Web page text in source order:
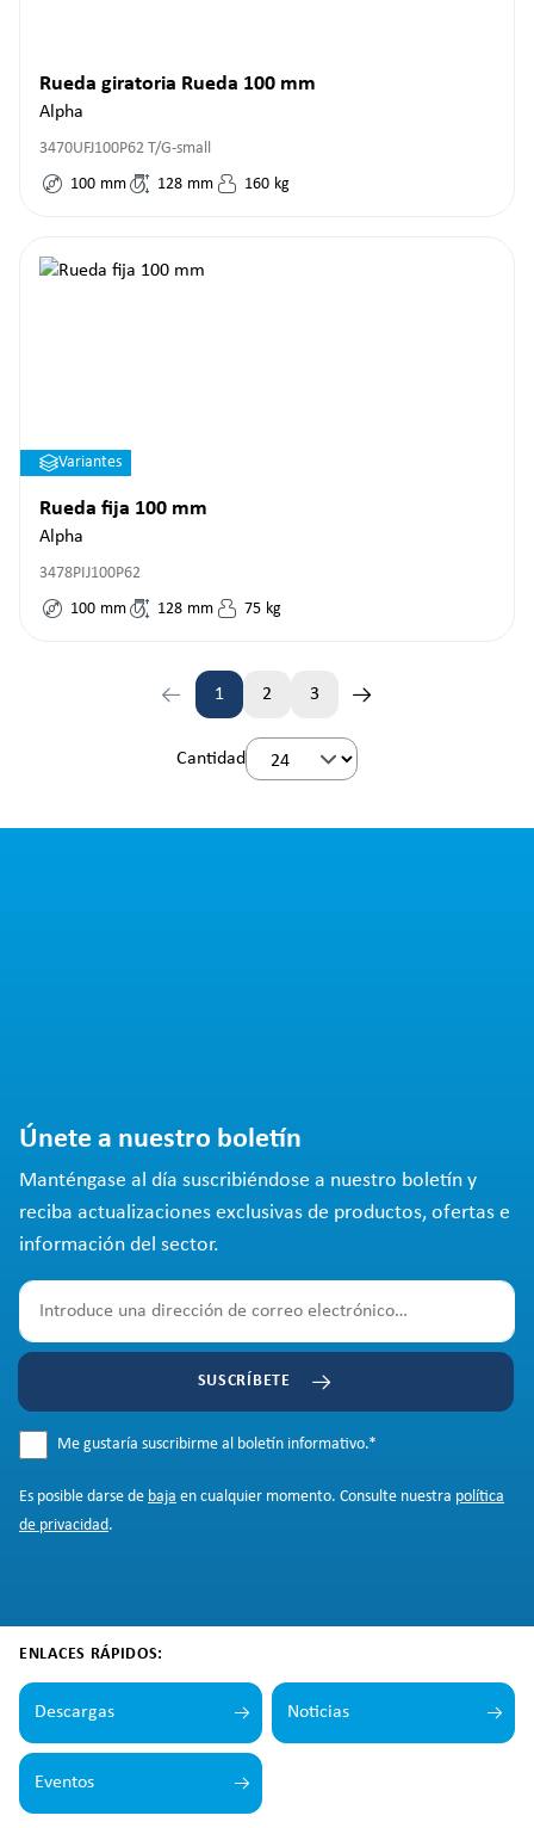
Rueda giratoria Rueda 100 mm
Alpha
3470UFJ100P62 T/G-small
100 mm 128 mm 160 kg
Variantes
Rueda fija 100 mm
Alpha
3478PIJ100P62
100 mm 128 mm 75 kg
Página
1 2
Página
3
Cantidad
Únete a nuestro boletín
Manténgase al día suscribiéndose a nuestro boletín y
reciba actualizaciones exclusivas de productos, ofertas e
información del sector.
SUSCRÍBETE
Me gustaría suscribirme al boletín informativo.*
Es posible darse de baja en cualquier momento. Consulte nuestra política
de privacidad.
ENLACES RÁPIDOS:
Descargas Noticias
Eventos